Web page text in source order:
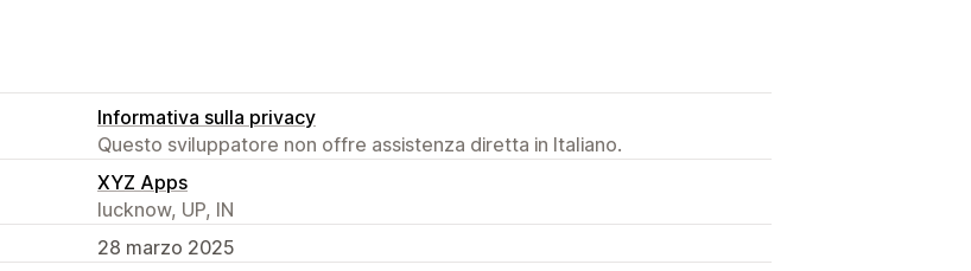
Informativa sulla privacy
Questo sviluppatore non offre assistenza diretta in Italiano.
XYZ Apps
lucknow, UP, IN
28 marzo 2025